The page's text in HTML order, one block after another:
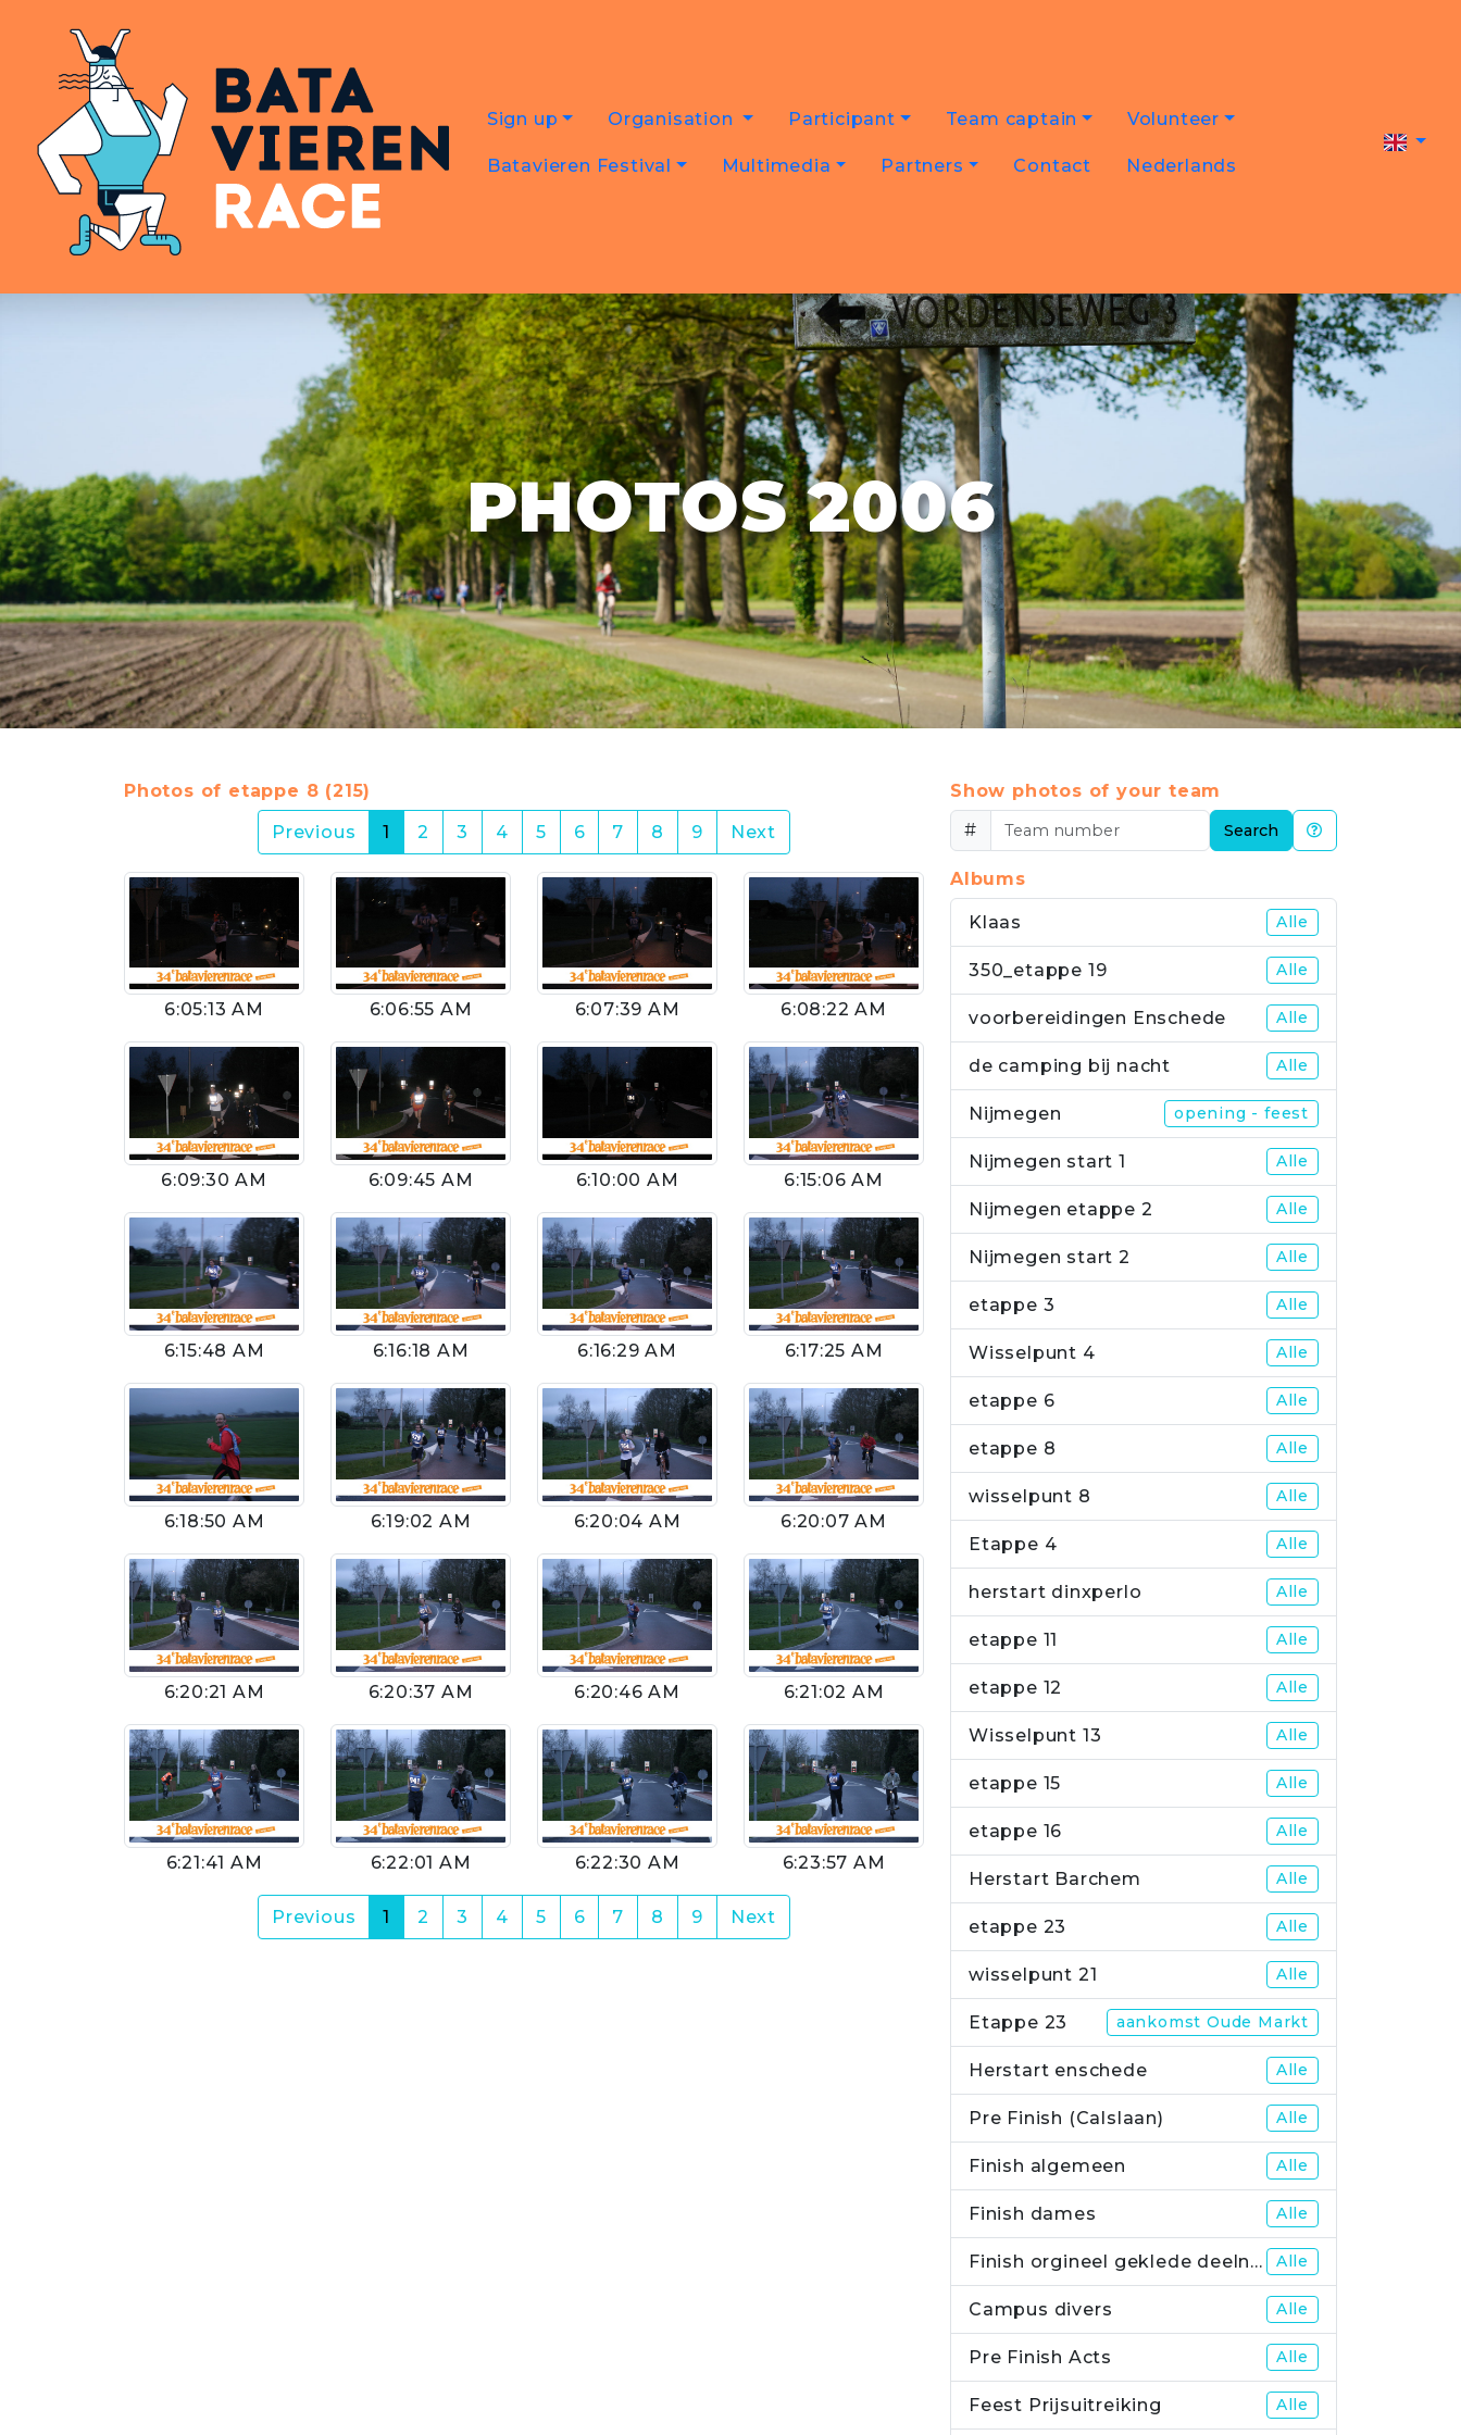
Sign up Organisation Participant Team captain Volunteer
Batavieren Festival Multimedia Partners Contact Nederlands
PHOTOS 2006
Photos of etappe 8 (215)
Previous
1 (current)
2 3 4 5 6 7 8 9 Next
6:05:13 AM 6:06:55 AM 6:07:39 AM 6:08:22 AM
6:09:30 AM 6:09:45 AM 6:10:00 AM 6:15:06 AM
6:15:48 AM 6:16:18 AM 6:16:29 AM 6:17:25 AM
6:18:50 AM 6:19:02 AM 6:20:04 AM 6:20:07 AM
6:20:21 AM 6:20:37 AM 6:20:46 AM 6:21:02 AM
6:21:41 AM 6:22:01 AM 6:22:30 AM 6:23:57 AM
Previous 1 (current)
2 3 4 5 6 7 8 9 Next
Show photos of your team
#
Search
Albums
Klaas Alle
350_etappe 19 Alle
voorbereidingen Enschede Alle
de camping bij nacht Alle
Nijmegen opening - feest
Nijmegen start 1 Alle
Nijmegen etappe 2 Alle
Nijmegen start 2 Alle
etappe 3 Alle
Wisselpunt 4 Alle
etappe 6 Alle
etappe 8 Alle
wisselpunt 8 Alle
Etappe 4 Alle
herstart dinxperlo Alle
etappe 11 Alle
etappe 12 Alle
Wisselpunt 13 Alle
etappe 15 Alle
etappe 16 Alle
Herstart Barchem Alle
etappe 23 Alle
wisselpunt 21 Alle
Etappe 23 aankomst Oude Markt
Herstart enschede Alle
Pre Finish (Calslaan) Alle
Finish algemeen Alle
Finish dames Alle
Finish orgineel geklede deelnemers Alle
Campus divers Alle
Pre Finish Acts Alle
Feest Prijsuitreiking Alle